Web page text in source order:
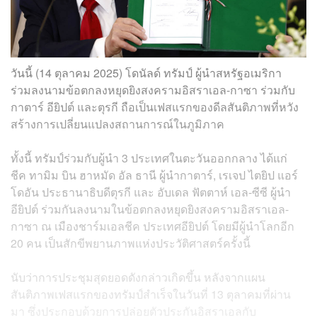
วันนี้ (14 ตุลาคม 2025) โดนัลด์ ทรัมป์ ผู้นำสหรัฐอเมริกา
ร่วมลงนามข้อตกลงหยุดยิงสงครามอิสราเอล-กาซา ร่วมกับ
กาตาร์ อียิปต์ และตุรกี ถือเป็นเฟสแรกของดีลสันติภาพที่หวัง
สร้างการเปลี่ยนแปลงสถานการณ์ในภูมิภาค
ทั้งนี้ ทรัมป์ร่วมกับผู้นำ 3 ประเทศในตะวันออกกลาง ได้แก่
ชีค ทามิม บิน ฮาหมัด อัล ธานี ผู้นำกาตาร์, เรเจป ไตยิป แอร์
โดอัน ประธานาธิบดีตุรกี และ อับเดล ฟัตตาห์ เอล-ซีซี ผู้นำ
อียิปต์ ร่วมกันลงนามในข้อตกลงหยุดยิงสงครามอิสราเอล-
กาซา ณ เมืองชาร์มเอลชีค ประเทศอียิปต์ โดยมีผู้นำโลกอีก
20 คน เป็นสักขีพยานภาพแห่งประวัติศาสตร์ครั้งนี้
นับว่าการประชุมสุดยอดดังกล่าวเกิดขึ้น หลังจากแผน
สันติภาพเฟสแรกของทรัมป์สำเร็จในวันที่ 13 ตุลาคมที่ผ่าน
มา ซึ่งประกอบด้วยการปล่อยตัวประกันอิสราเอลกับ